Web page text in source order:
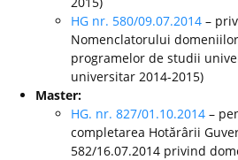
HG nr. 580/09.07.2014 –
Nomenclatorului
programelor de studii
universitar 2014-2015)
Master:
HG. nr. 827/01.10.2014 –
completarea Hotărârii
582/16.07.2014 privind